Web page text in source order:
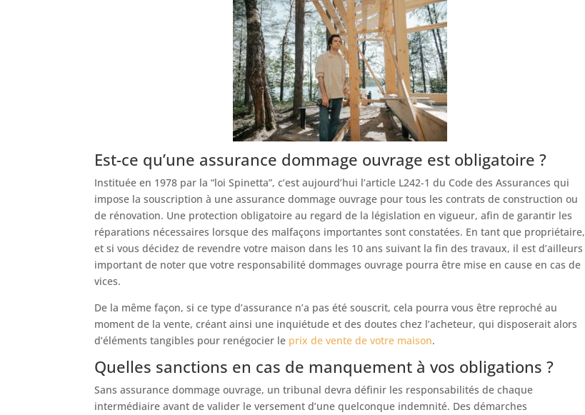
Est-ce qu’une assurance dommage ouvrage est obligatoire ?
Instituée en 1978 par la “loi Spinetta”, c’est aujourd’hui l’article L242-1 du Code des Assurances qui
impose la souscription à une assurance dommage ouvrage pour tous les contrats de construction ou
de rénovation. Une protection obligatoire au regard de la législation en vigueur, afin de garantir les
réparations nécessaires lorsque des malfaçons importantes sont constatées. En tant que propriétaire,
et si vous décidez de revendre votre maison dans les 10 ans suivant la fin des travaux, il est d’ailleurs
important de noter que votre responsabilité dommages ouvrage pourra être mise en cause en cas de
vices.
De la même façon, si ce type d’assurance n’a pas été souscrit, cela pourra vous être reproché au
moment de la vente, créant ainsi une inquiétude et des doutes chez l’acheteur, qui disposerait alors
d’éléments tangibles pour renégocier le prix de vente de votre maison.
Quelles sanctions en cas de manquement à vos obligations ?
Sans assurance dommage ouvrage, un tribunal devra définir les responsabilités de chaque
intermédiaire avant de valider le versement d’une quelconque indemnité. Des démarches